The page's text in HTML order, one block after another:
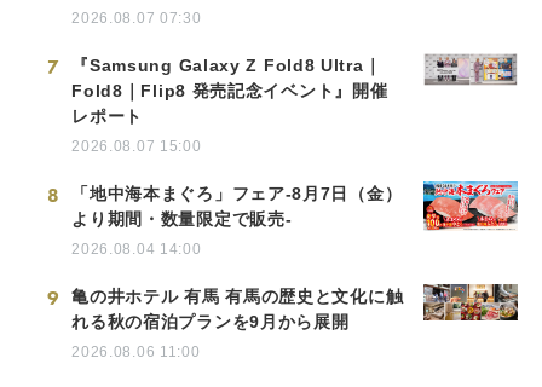
2026.08.07 07:30
7
『Samsung Galaxy Z Fold8 Ultra｜
Fold8｜Flip8 発売記念イベント』開催
レポート
2026.08.07 15:00
8
「地中海本まぐろ」フェア-8月7日（金）
より期間・数量限定で販売-
2026.08.04 14:00
9
亀の井ホテル 有馬 有馬の歴史と文化に触
れる秋の宿泊プランを9月から展開
2026.08.06 11:00